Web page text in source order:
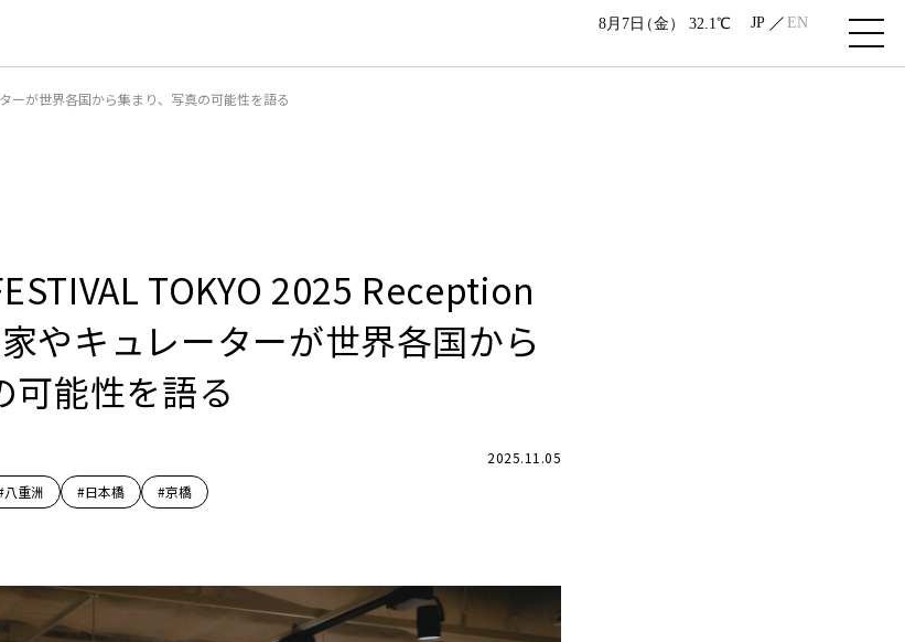
8月7日（金） 32.1℃ JP EN
ーが世界各国から集まり、写真の可能性を語る
TOKYO 2025 Reception
やキュレーターが世界各国から
可能性を語る
2025.11.05
八重洲 #日本橋 #京橋